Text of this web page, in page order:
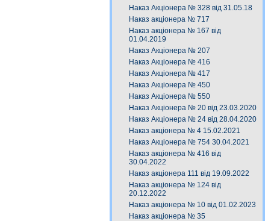
Наказ Акціонера № 328 від 31.05.18
Наказ акціонера № 717
Наказ акціонера № 167 від
01.04.2019
Наказ Акціонера № 207
Наказ Акціонера № 416
Наказ Акціонера № 417
Наказ Акціонера № 450
Наказ Акціонера № 550
Наказ Акціонера № 20 від 23.03.2020
Наказ Акціонера № 24 від 28.04.2020
Наказ акціонера № 4 15.02.2021
Наказ Акціонера № 754 30.04.2021
Наказ акціонера № 416 від
30.04.2022
Наказ акціонера 111 від 19.09.2022
Наказ акціонера № 124 від
20.12.2022
Наказ акціонера № 10 від 01.02.2023
Наказ акціонера № 35